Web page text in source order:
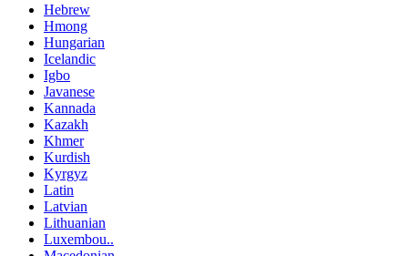
Hebrew
Hmong
Hungarian
Icelandic
Igbo
Javanese
Kannada
Kazakh
Khmer
Kurdish
Kyrgyz
Latin
Latvian
Lithuanian
Luxembou..